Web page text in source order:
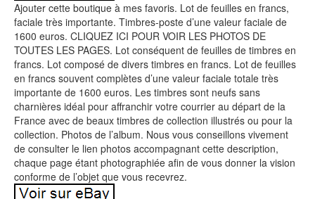
Ajouter cette boutique à mes favoris. Lot de feuilles en francs,
faciale très importante. Timbres-poste d’une valeur faciale de
1600 euros. CLIQUEZ ICI POUR VOIR LES PHOTOS DE
TOUTES LES PAGES. Lot conséquent de feuilles de timbres en
francs. Lot composé de divers timbres en francs. Lot de feuilles
en francs souvent complètes d’une valeur faciale totale très
importante de 1600 euros. Les timbres sont neufs sans
charnières idéal pour affranchir votre courrier au départ de la
France avec de beaux timbres de collection illustrés ou pour la
collection. Photos de l’album. Nous vous conseillons vivement
de consulter le lien photos accompagnant cette description,
chaque page étant photographiée afin de vous donner la vision
conforme de l’objet que vous recevrez.